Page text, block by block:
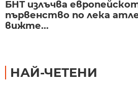
БНТ излъчва
първенство по лека
вижте...
НАЙ-ЧЕТЕНИ